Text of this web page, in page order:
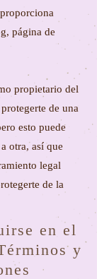
página de
propietario del
de una
esto puede
otra, así que
legal
de la
en el
y